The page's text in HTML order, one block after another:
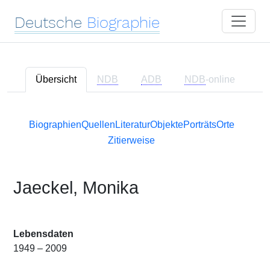
Deutsche Biographie
Übersicht NDB ADB NDB-online
BiographienQuellen LiteraturObjektePorträtsOrte
Zitierweise
Jaeckel, Monika
Lebensdaten
1949 – 2009